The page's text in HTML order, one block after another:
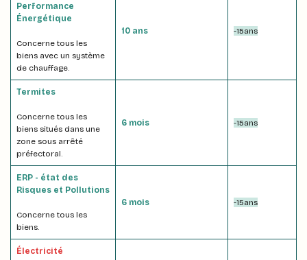
Performance
Énergétique
Concerne tous les
biens avec un système
de chauffage.
10 ans -15ans
Termites
Concerne tous les
biens situés dans une
zone sous arrêté
préfectoral.
6 mois -15ans
ERP - état des
Risques et Pollutions
Concerne tous les
biens.
6 mois -15ans
Électricité